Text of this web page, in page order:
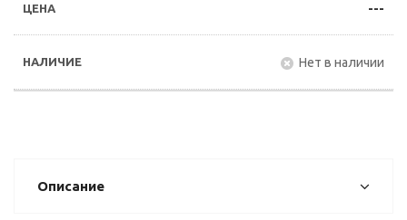
---
Нет в наличии
Описание